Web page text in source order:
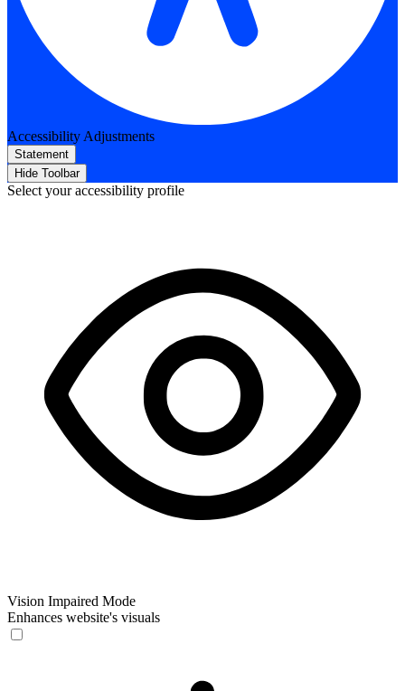
Accessibility Adjustments
Statement
Hide Toolbar
Select your accessibility profile
Vision Impaired Mode
Enhances website's visuals